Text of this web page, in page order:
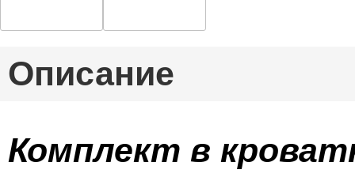
Описание
Комплект в